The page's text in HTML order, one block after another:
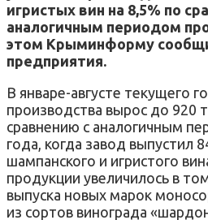
игристых вин на 8,5% по
аналогичным периодом
этом Крыминформу
предприятия.
В январе-августе текущего
производства вырос до 920
сравнению с аналогичным
года, когда завод выпустил
шампанского и игристого
продукции увеличилось в
выпуска новых марок
из сортов винограда